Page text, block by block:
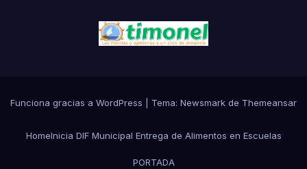
Funciona gracias a WordPress Tema: Newsmark de Themeansar
HomeInicia DIF Municipal Entrega de Alimentos en Escuelas
PORTADA